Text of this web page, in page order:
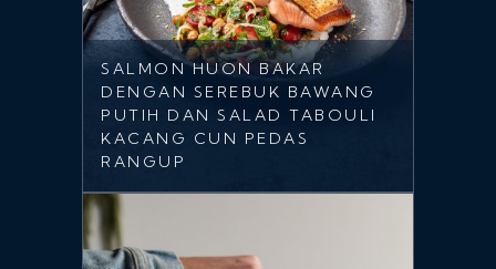
SALMON HUON BAKAR
DENGAN SEREBUK BAWANG
PUTIH DAN SALAD TABOULI
KACANG CUN PEDAS
RANGUP